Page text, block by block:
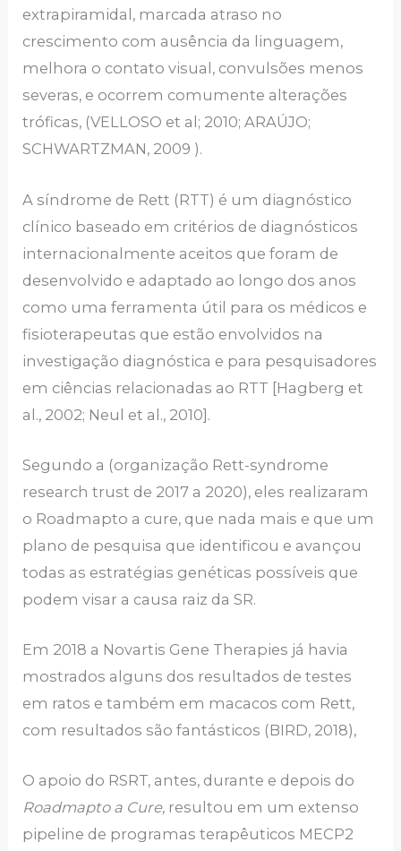
extrapiramidal, marcada atraso no
crescimento com ausência da linguagem,
melhora o contato visual, convulsões menos
severas, e ocorrem comumente alterações
tróficas, (VELLOSO et al; 2010; ARAÚJO;
SCHWARTZMAN, 2009 ).
A síndrome de Rett (RTT) é um diagnóstico
clínico baseado em critérios de diagnósticos
internacionalmente aceitos que foram de
desenvolvido e adaptado ao longo dos anos
como uma ferramenta útil para os médicos e
fisioterapeutas que estão envolvidos na
investigação diagnóstica e para pesquisadores
em ciências relacionadas ao RTT [Hagberg et
al., 2002; Neul et al., 2010].
Segundo a (organização Rett-syndrome
research trust de 2017 a 2020), eles realizaram
o Roadmapto a cure, que nada mais e que um
plano de pesquisa que identificou e avançou
todas as estratégias genéticas possíveis que
podem visar a causa raiz da SR.
Em 2018 a Novartis Gene Therapies já havia
mostrados alguns dos resultados de testes
em ratos e também em macacos com Rett,
com resultados são fantásticos (BIRD, 2018),
O apoio do RSRT, antes, durante e depois do
Roadmapto a Cure, resultou em um extenso
pipeline de programas terapêuticos MECP2